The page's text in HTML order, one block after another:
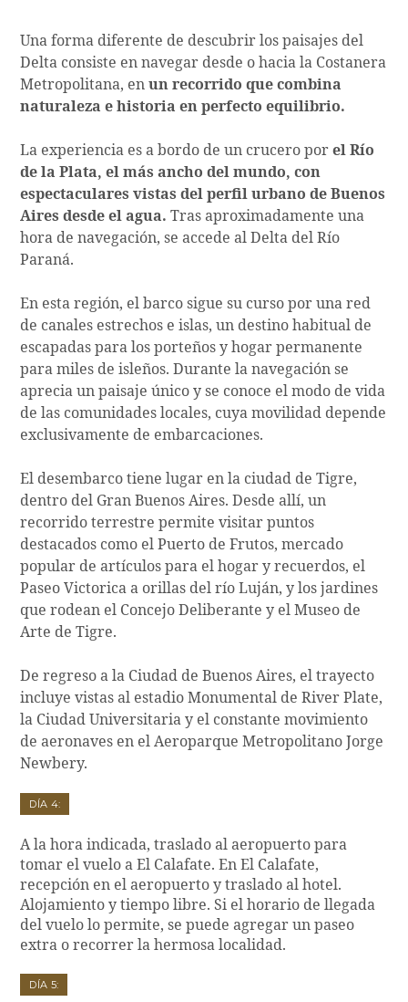
Una forma diferente de descubrir los paisajes del
Delta consiste en navegar desde o hacia la Costanera
Metropolitana, enun recorrido que combina
naturaleza e historia en perfecto equilibrio.
La experiencia es a bordo de un crucero por el Río
de la Plata, el más ancho del mundo, con
espectaculares vistas del perfil urbano de Buenos
Aires desde el agua. Tras aproximadamente una
hora de navegación, se accede al Delta del Río
Paraná.
En esta región, el barco sigue su curso por una red
de canales estrechos e islas, un destino habitual de
escapadas para los porteños y hogar permanente
para miles de isleños. Durante la navegación se
aprecia un paisaje único y se conoce el modo de vida
de las comunidades locales, cuya movilidad depende
exclusivamente de embarcaciones.
El desembarco tiene lugar en la ciudad de Tigre,
dentro del Gran Buenos Aires. Desde allí, un
recorrido terrestre permite visitar puntos
destacados como el Puerto de Frutos, mercado
popular de artículos para el hogar y recuerdos, el
Paseo Victorica a orillas del río Luján, y los jardines
que rodean el Concejo Deliberante y el Museo de
Arte de Tigre.
De regreso a la Ciudad de Buenos Aires, el trayecto
incluye vistas al estadio Monumental de River Plate,
la Ciudad Universitaria y el constante movimiento
de aeronaves en el Aeroparque Metropolitano Jorge
Newbery.
Día 4:
A la hora indicada, traslado al aeropuerto para
tomar el vuelo a El Calafate. En El Calafate,
recepción en el aeropuerto y traslado al hotel.
Alojamiento y tiempo libre. Si el horario de llegada
del vuelo lo permite, se puede agregar un paseo
extra o recorrer la hermosa localidad.
Día 5: